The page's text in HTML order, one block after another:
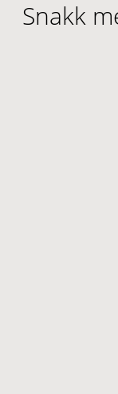
Snakk